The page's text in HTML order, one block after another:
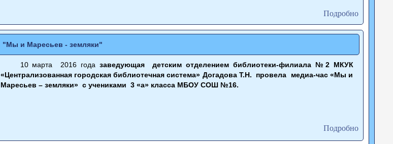
Подробно
"Мы и Маресьев - земляки"
10 марта 2016 года заведующая детским отделением библиотеки-филиала №2 МКУК
«Централизованная городская библиотечная система» Догадова Т.Н. провела медиа-час «Мы и
Маресьев – земляки» с учениками 3 «а» класса МБОУ СОШ №16.
Подробно